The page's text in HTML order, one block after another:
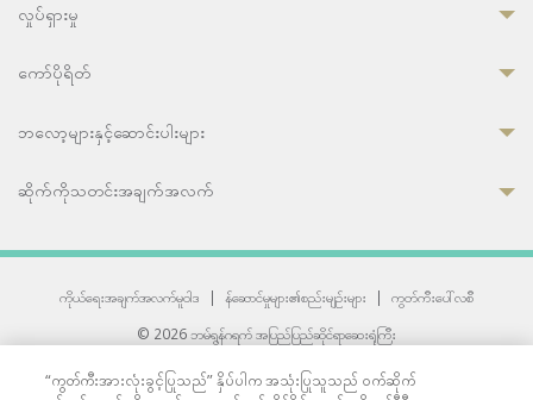
လှုပ်ရှားမှု
ကော်ပိုရိတ်
ဘလော့များနှင့်ဆောင်းပါးများ
ဆိုက်ကိုသတင်းအချက်အလက်
ကိုယ်ရေးအချက်အလက်မူဝါဒ | န်ဆောင်မှုများ၏စည်းမျဉ်းများ |
ကွတ်ကီးပေါ်လစီ
© 2026 ဘမ်ရွန်ဂရက် အပြည်ပြည်ဆိုင်ရာဆေးရုံကြီး
“ကွတ်ကီးအားလုံးခွင့်ပြုသည်” နှိပ်ပါက အသုံးပြုသူသည် ဝက်ဆိုက်